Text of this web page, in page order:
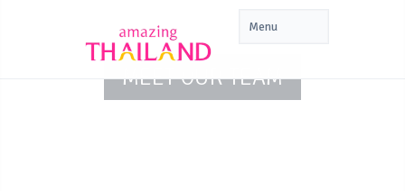
MEET OUR TEAM